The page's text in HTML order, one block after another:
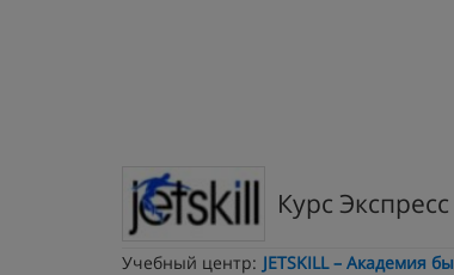
Курс
Учебный центр: JETSKILL – Академия